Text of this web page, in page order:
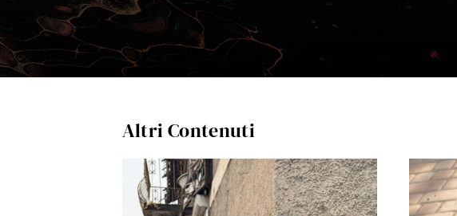
Altri Contenuti